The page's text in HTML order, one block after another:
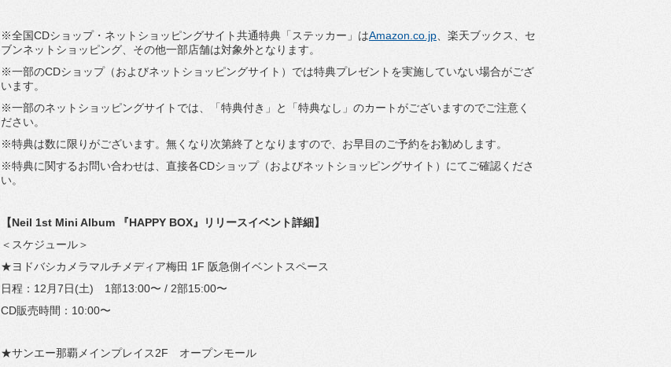
※全国CDショップ・ネットショッピングサイト共通特典「ステッカー」はAmazon.co.jp 、楽天ブックス、セ
ブンネットショッピング、その他一部店舗は対象外となります。
※一部のCDショップ（およびネットショッピングサイト）では特典プレゼントを実施していない場合がござ
います。
※一部のネットショッピングサイトでは、「特典付き」と「特典なし」のカートがございますのでご注意く
ださい。
※特典は数に限りがございます。無くなり次第終了となりますので、お早目のご予約をお勧めします。
※特典に関するお問い合わせは、直接各CDショップ（およびネットショッピングサイト）にてご確認くださ
い。
【Neil 1st Mini Album 『HAPPY BOX』リリースイベント詳細】
＜スケジュール＞
★ヨドバシカメラマルチメディア梅田 1F 阪急側イベントスペース
日程：12月7日(土) 1部13:00〜 / 2部15:00〜
CD販売時間：10:00〜
★サンエー那覇メインプレイス2F オープンモール